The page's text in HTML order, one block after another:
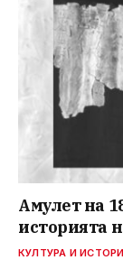
Амулет на
историята
КУЛТУРА И